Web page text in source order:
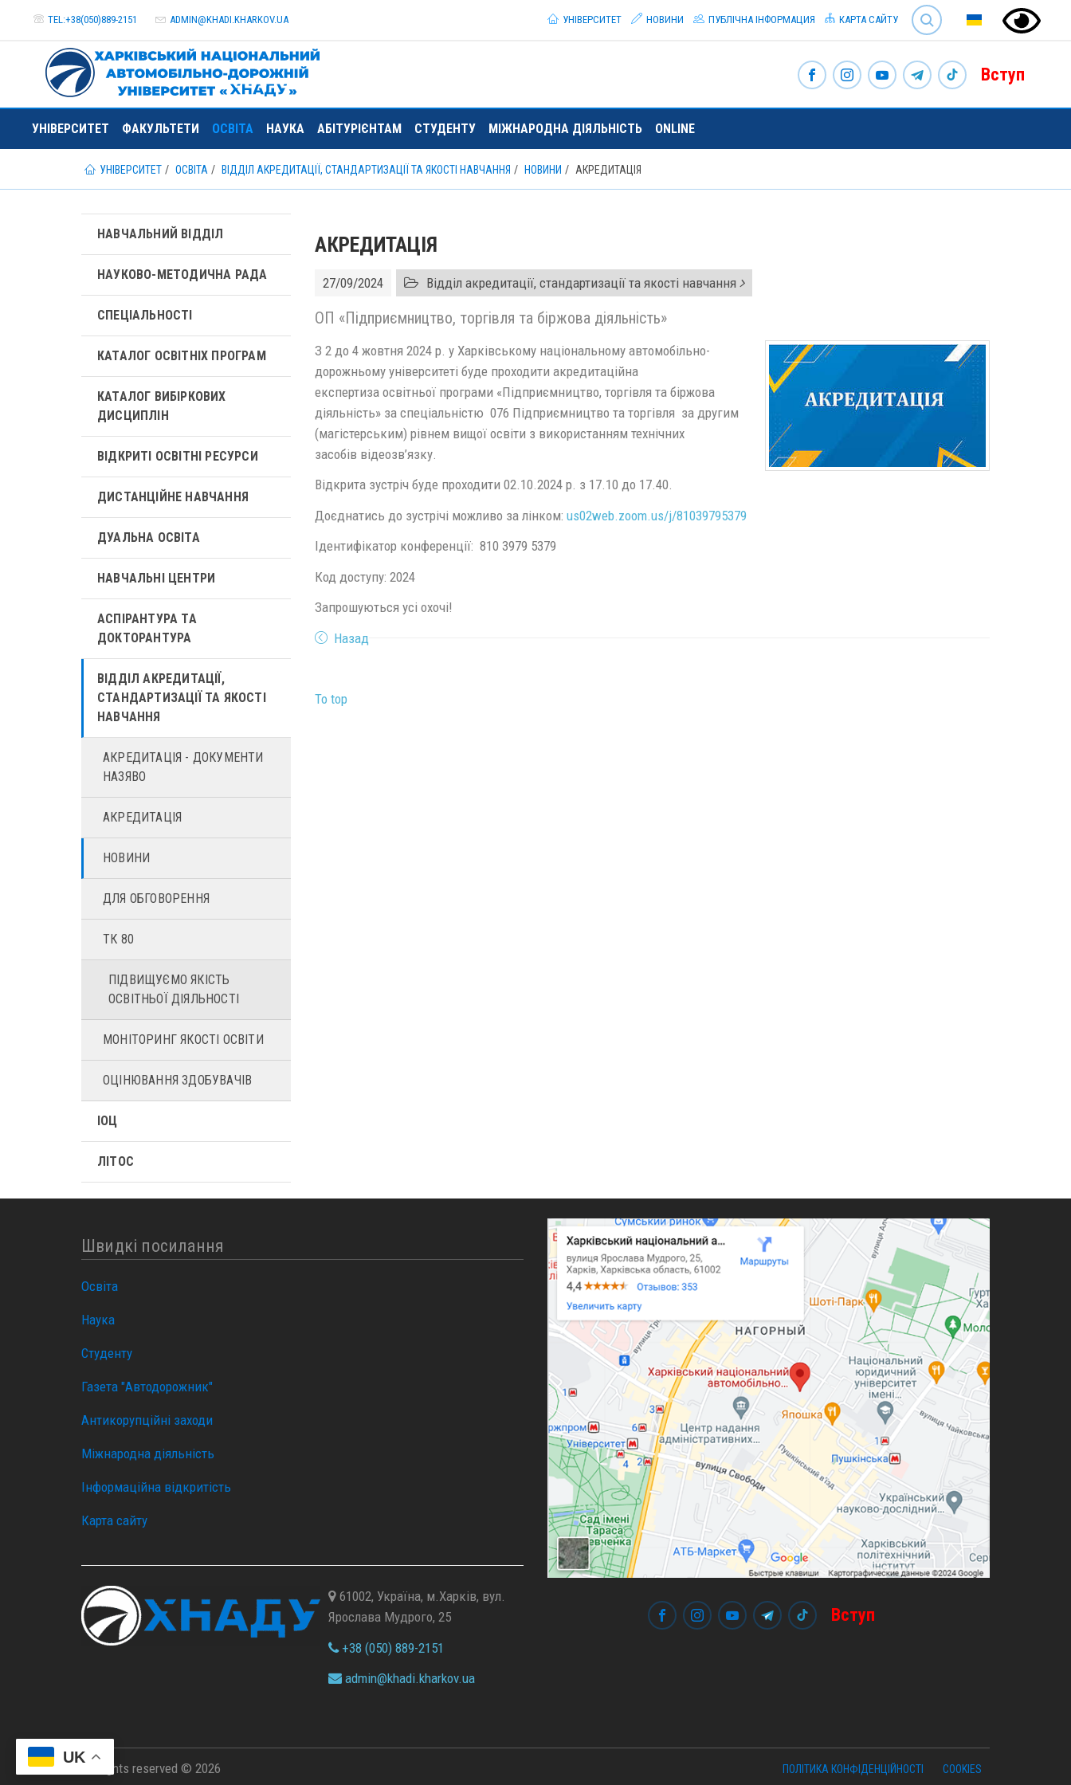
TEL:+38(050)889-2151 ADMIN@KHADI.KHARKOV.UA
SEARCH
УНІВЕРСИТЕТ
НОВИНИ ПУБЛІЧНА ІНФОРМАЦИЯ КАРТА САЙТУ
Вступ
УНІВЕРСИТЕТ ФАКУЛЬТЕТИ ОСВІТА НАУКА АБІТУРІЄНТАМ СТУДЕНТУ МІЖНАРОДНА ДІЯЛЬНІСТЬ ONLINE
УНІВЕРСИТЕТ ОСВІТА ВІДДІЛ АКРЕДИТАЦІЇ, СТАНДАРТИЗАЦІЇ ТА ЯКОСТІ НАВЧАННЯ НОВИНИ АКРЕДИТАЦІЯ
АКРЕДИТАЦІЯ
27/09/2024 Відділ акредитації, стандартизації та якості навчання
ОП «Підприємництво, торгівля та біржова діяльність»
З 2 до 4 жовтня 2024 р. у Харківському національному автомобільно-
дорожньому університеті буде проходити акредитаційна
експертиза освітньої програми «Підприємництво, торгівля та біржова
діяльність» за спеціальністю 076 Підприємництво та торгівля за другим
(магістерським) рівнем вищої освіти з використанням технічних
засобів відеозв’язку.
Відкрита зустріч буде проходити 02.10.2024 р. з 17.10 до 17.40.
Доєднатись до зустрічі можливо за лінком: us02web.zoom.us/j/81039795379
Ідентифікатор конференції: 810 3979 5379
Код доступу: 2024
Запрошуються усі охочі!
Назад
To top
НАВЧАЛЬНИЙ ВІДДІЛ
НАУКОВО-МЕТОДИЧНА РАДА
СПЕЦІАЛЬНОСТІ
КАТАЛОГ ОСВІТНІХ ПРОГРАМ
КАТАЛОГ ВИБІРКОВИХ
ДИСЦИПЛІН
ВІДКРИТІ ОСВІТНІ РЕСУРСИ
ДИСТАНЦІЙНЕ НАВЧАННЯ
ДУАЛЬНА ОСВІТА
НАВЧАЛЬНІ ЦЕНТРИ
АСПІРАНТУРА ТА
ДОКТОРАНТУРА
ВІДДІЛ АКРЕДИТАЦІЇ,
СТАНДАРТИЗАЦІЇ ТА ЯКОСТІ
НАВЧАННЯ
АКРЕДИТАЦІЯ - ДОКУМЕНТИ
НАЗЯВО
АКРЕДИТАЦІЯ
НОВИНИ
ДЛЯ ОБГОВОРЕННЯ
ТК 80
ПІДВИЩУЄМО ЯКІСТЬ
ОСВІТНЬОЇ ДІЯЛЬНОСТІ
МОНІТОРИНГ ЯКОСТІ ОСВІТИ
ОЦІНЮВАННЯ ЗДОБУВАЧІВ
ІОЦ
ЛІТОС
UK
Швидкі посилання
Освіта
Наука
Студенту
Газета "Автодорожник"
Антикорупційні заходи
Міжнародна діяльність
Інформаційна відкритість
Карта сайту
61002, Україна, м.Харків, вул.
Ярослава Мудрого, 25
+38 (050) 889-2151
admin@khadi.kharkov.ua
Вступ
All rights reserved © 2026 ПОЛІТИКА КОНФІДЕНЦІЙНОСТІ COOKIES